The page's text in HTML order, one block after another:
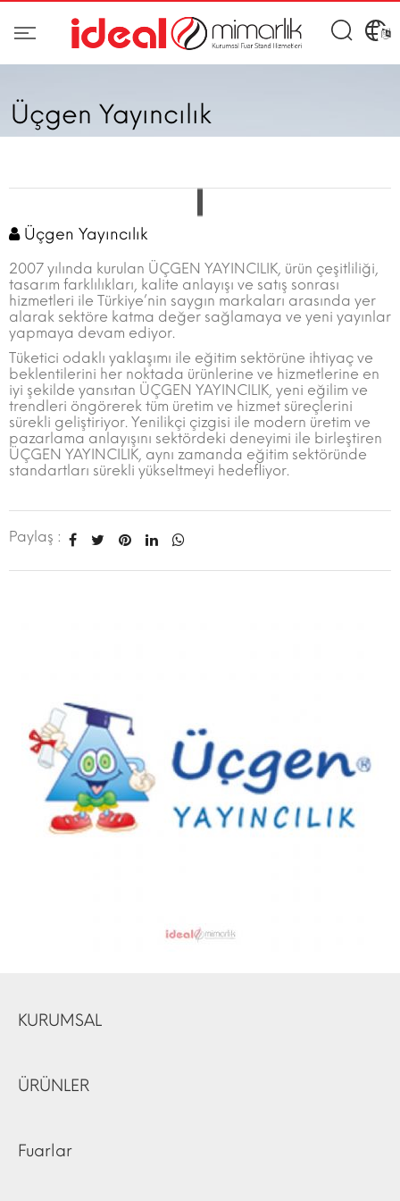
Üçgen Yayıncılık
Üçgen Yayıncılık
2007 yılında kurulan ÜÇGEN YAYINCILIK, ürün çeşitliliği,
tasarım farklılıkları, kalite anlayışı ve satış sonrası
hizmetleri ile Türkiye’nin saygın markaları arasında yer
alarak sektöre katma değer sağlamaya ve yeni yayınlar
yapmaya devam ediyor.
Tüketici odaklı yaklaşımı ile eğitim sektörüne ihtiyaç ve
beklentilerini her noktada ürünlerine ve hizmetlerine en
iyi şekilde yansıtan ÜÇGEN YAYINCILIK, yeni eğilim ve
trendleri öngörerek tüm üretim ve hizmet süreçlerini
sürekli geliştiriyor. Yenilikçi çizgisi ile modern üretim ve
pazarlama anlayışını sektördeki deneyimi ile birleştiren
ÜÇGEN YAYINCILIK, aynı zamanda eğitim sektöründe
standartları sürekli yükseltmeyi hedefliyor.
Paylaş :
KURUMSAL
ÜRÜNLER
Fuarlar